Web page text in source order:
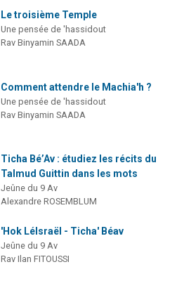
Le troisième Temple
Une pensée de 'hassidout
Rav Binyamin SAADA
Comment attendre le Machia'h ?
Une pensée de 'hassidout
Rav Binyamin SAADA
Ticha Bé’Av : étudiez les récits du
Talmud Guittin dans les mots
Jeûne du 9 Av
Alexandre ROSEMBLUM
'Hok LéIsraël - Ticha' Béav
Jeûne du 9 Av
Rav Ilan FITOUSSI